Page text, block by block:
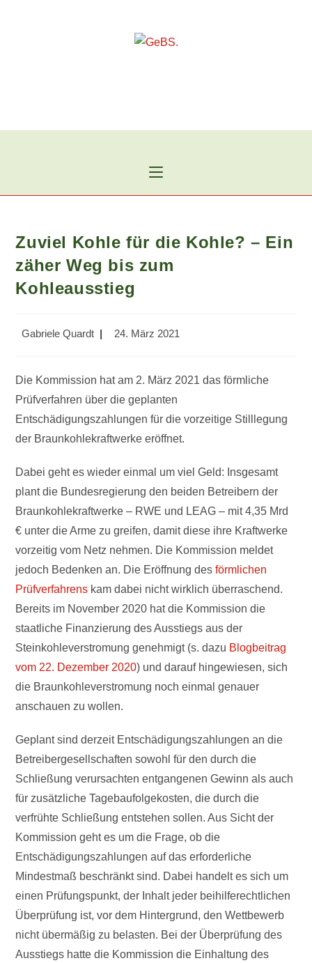
Zuviel Kohle für die Kohle? – Ein
zäher Weg bis zum
Kohleausstieg
Beitrags-
Gabriele Quardt
Beitrag
24. März 2021
Die Kommission hat am 2. März 2021 das förmliche
Prüfverfahren über die geplanten
Entschädigungszahlungen für die vorzeitige Stilllegung
der Braunkohlekraftwerke eröffnet.
Dabei geht es wieder einmal um viel Geld: Insgesamt
plant die Bundesregierung den beiden Betreibern der
Braunkohlekraftwerke – RWE und LEAG – mit 4,35 Mrd
€ unter die Arme zu greifen, damit diese ihre Kraftwerke
vorzeitig vom Netz nehmen. Die Kommission meldet
jedoch Bedenken an. Die Eröffnung desförmlichen
Prüfverfahrens kam dabei nicht wirklich überraschend.
Bereits im November 2020 hat die Kommission die
staatliche Finanzierung des Ausstiegs aus der
Steinkohleverstromung genehmigt (s. dazu Blogbeitrag
vom 22. Dezember 2020) und darauf hingewiesen, sich
die Braunkohleverstromung noch einmal genauer
anschauen zu wollen.
Geplant sind derzeit Entschädigungszahlungen an die
Betreibergesellschaften sowohl für den durch die
Schließung verursachten entgangenen Gewinn als auch
für zusätzliche Tagebaufolgekosten, die durch die
verfrühte Schließung entstehen sollen. Aus Sicht der
Kommission geht es um die Frage, ob die
Entschädigungszahlungen auf das erforderliche
Mindestmaß beschränkt sind. Dabei handelt es sich um
einen Prüfungspunkt, der Inhalt jeder beihilferechtlichen
Überprüfung ist, vor dem Hintergrund, den Wettbewerb
nicht übermäßig zu belasten. Bei der Überprüfung des
Ausstiegs hatte die Kommission die Einhaltung des